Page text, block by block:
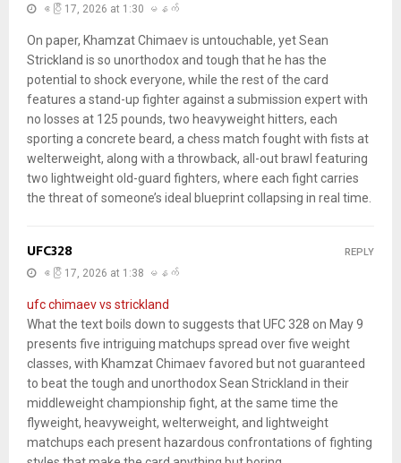
ဧပြီ 17, 2026 at 1:30 မနက်
On paper, Khamzat Chimaev is untouchable, yet Sean
Strickland is so unorthodox and tough that he has the
potential to shock everyone, while the rest of the card
features a stand-up fighter against a submission expert with
no losses at 125 pounds, two heavyweight hitters, each
sporting a concrete beard, a chess match fought with fists at
welterweight, along with a throwback, all-out brawl featuring
two lightweight old-guard fighters, where each fight carries
the threat of someone’s ideal blueprint collapsing in real time.
UFC328
ဧပြီ 17, 2026 at 1:38 မနက်
ufc chimaev vs strickland
What the text boils down to suggests that UFC 328 on May 9
presents five intriguing matchups spread over five weight
classes, with Khamzat Chimaev favored but not guaranteed
to beat the tough and unorthodox Sean Strickland in their
middleweight championship fight, at the same time the
flyweight, heavyweight, welterweight, and lightweight
matchups each present hazardous confrontations of fighting
REPLY